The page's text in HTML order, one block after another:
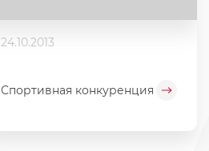
24.10.2013
Спортивная конкуренция